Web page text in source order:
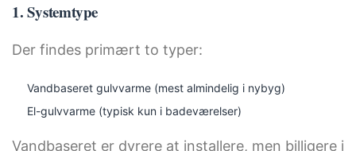
1. Systemtype
Der findes primært to typer:
Vandbaseret gulvvarme (mest almindelig i nybyg)
El-gulvvarme (typisk kun i badeværelser)
Vandbaseret er dyrere at installere, men billigere i